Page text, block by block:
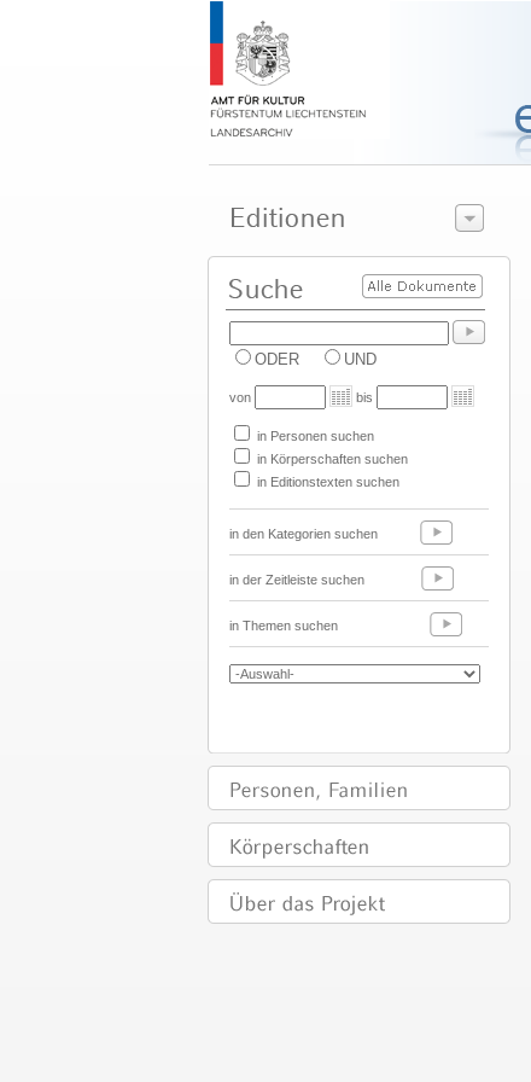
ODER UND
von bis
in Personen suchen
in Körperschaften suchen
in Editionstexten suchen
in den Kategorien suchen
in der Zeitleiste suchen
in Themen suchen